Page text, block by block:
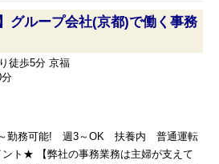
グループ会社(京都)で働く事務
徒歩5分 京福
分
～勤務可能! 週3～OK 扶養内 普通運転
ト★ 【弊社の事務業務は主婦が支えて